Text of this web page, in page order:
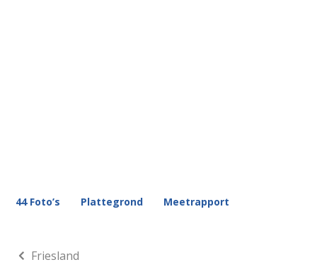
44 Foto’s Plattegrond Meetrapport
Friesland